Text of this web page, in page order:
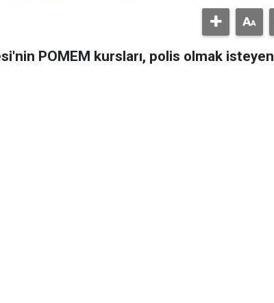
POMEM kursları, polis olmak isteyen